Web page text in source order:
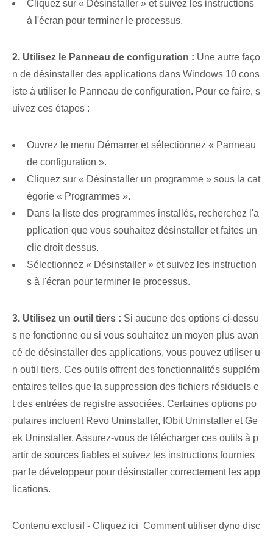
Cliquez sur « Désinstaller » et suivez les instructions
à l'écran pour terminer le processus.
2. Utilisez le Panneau de configuration : Une autre faço
n de désinstaller des applications dans Windows 10 cons
iste à utiliser le Panneau de configuration. Pour ce faire, s
uivez ces⁢ étapes :
Ouvrez le menu Démarrer et sélectionnez « Panneau
de configuration ».
Cliquez​ sur⁢ « Désinstaller un ⁤programme » sous ⁢la cat
égorie « Programmes ».
Dans la liste des programmes installés, recherchez l'a
pplication que vous souhaitez désinstaller et faites un
clic droit dessus.
Sélectionnez « Désinstaller » et suivez les instruction
s à l'écran pour terminer le processus.
3. Utilisez un outil tiers : Si aucune des options ci-dessu
s ne fonctionne ou si vous souhaitez un moyen plus avan
cé de désinstaller des applications, vous pouvez utiliser u
n outil tiers. Ces outils offrent des fonctionnalités supplém
entaires telles que la suppression des fichiers résiduels e
t des entrées de registre associées. Certaines options po
pulaires incluent Revo Uninstaller, ⁤IObit Uninstaller et Ge
ek Uninstaller. Assurez-vous de télécharger ces outils à p
artir de sources fiables et suivez les instructions fournies
par le développeur pour désinstaller correctement les app
lications.
Contenu exclusif - Cliquez ici Comment utiliser dyno disc